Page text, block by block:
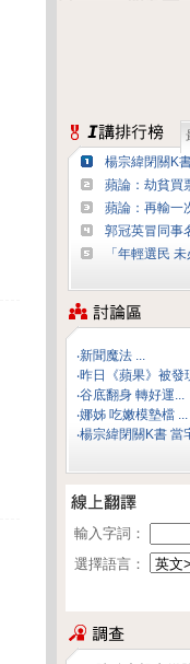
楊宗緯閉關K
蘋論：劫貧買
蘋論：再輸一
郭冠英冒同事
「年輕選民
‧新聞魔法 ...
‧昨日《蘋果》被
‧谷底翻身 轉好運...
‧娜姊 吃嫩模墊檔 ...
‧楊宗緯閉關K書 當
輸入字詞：
選擇語言：